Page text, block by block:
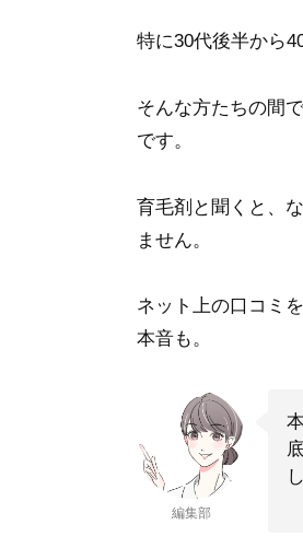
特に30代後半から
そんな方たちの間
です。
育毛剤と聞くと、
ません。
ネット上の口コミ
本音も。
編集部